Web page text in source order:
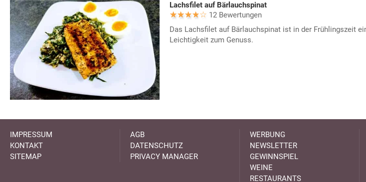
Lachsfilet auf Bärlauchspinat
12 Bewertungen
Das Lachsfilet auf Bärlauchspinat ist in der Frühlingszeit
Leichtigkeit zum Genuss.
IMPRESSUM
KONTAKT
SITEMAP
AGB
DATENSCHUTZ
PRIVACY MANAGER
WERBUNG
NEWSLETTER
GEWINNSPIEL
WEINE
RESTAURANTS